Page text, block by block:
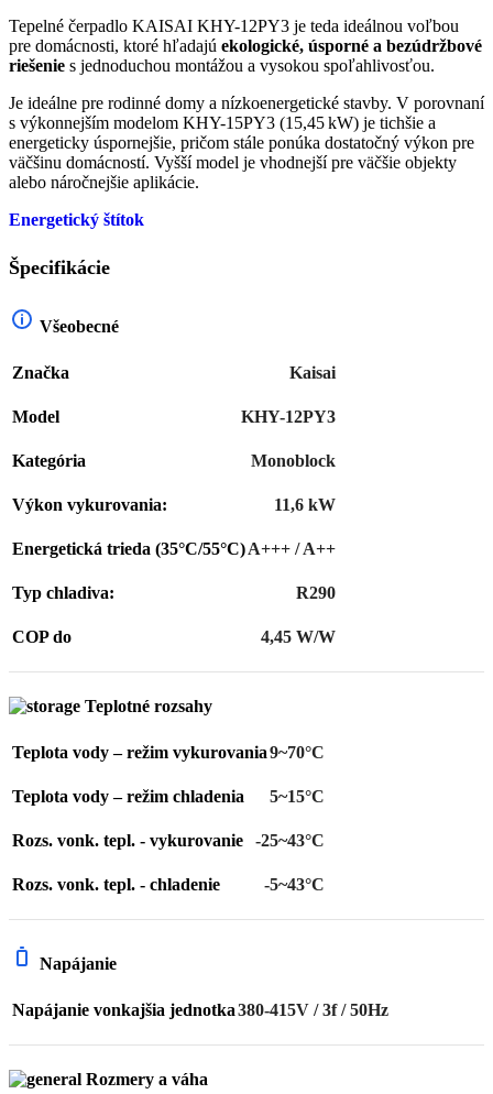
Tepelné čerpadlo KAISAI KHY-12PY3 je teda ideálnou voľbou
pre domácnosti, ktoré hľadajú ekologické, úsporné a bezúdržbové
riešenie s jednoduchou montážou a vysokou spoľahlivosťou.
Je ideálne pre rodinné domy a nízkoenergetické stavby. V porovnaní
s výkonnejším modelom KHY-15PY3 (15,45 kW) je tichšie a
energeticky úspornejšie, pričom stále ponúka dostatočný výkon pre
väčšinu domácností. Vyšší model je vhodnejší pre väčšie objekty
alebo náročnejšie aplikácie.
Energetický štítok
Špecifikácie
Všeobecné
Značka Kaisai
Model KHY-12PY3
Kategória Monoblock
Výkon vykurovania: 11,6 kW
Energetická trieda (35°C/55°C)A+++ / A++
Typ chladiva: R290
COP do 4,45 W/W
Teplotné rozsahy
Teplota vody – režim vykurovania9~70°C
Teplota vody – režim chladenia 5~15°C
Rozs. vonk. tepl. - vykurovanie -25~43°C
Rozs. vonk. tepl. - chladenie -5~43°C
Napájanie
Napájanie vonkajšia jednotka380-415V / 3f / 50Hz
Rozmery a váha